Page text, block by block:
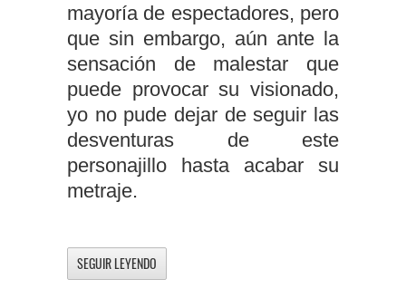
mayoría de espectadores, pero
que sin embargo, aún ante la
sensación de malestar que
puede provocar su visionado,
yo no pude dejar de seguir las
desventuras de este
personajillo hasta acabar su
metraje.
SEGUIR LEYENDO